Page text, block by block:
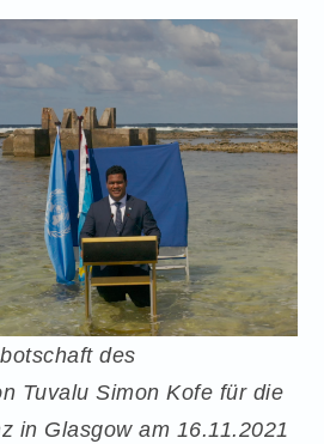
des
Tuvalu Simon Kofe für die
in Glasgow am 16.11.2021